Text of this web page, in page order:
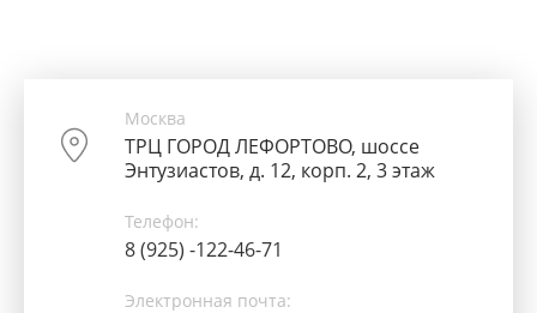
Москва
ТРЦ ГОРОД ЛЕФОРТОВО, шоссе
Энтузиастов, д. 12, корп. 2, 3 этаж
Телефон:
8 (925) -122-46-71
Электронная почта: